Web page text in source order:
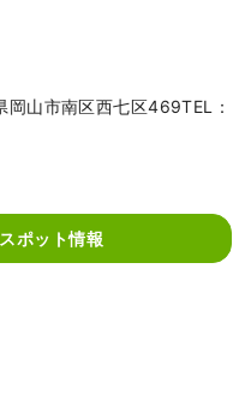
岡山市南区西七区469TEL：
ポット情報